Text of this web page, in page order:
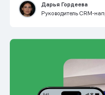
Дарья Гордеева
Руководитель